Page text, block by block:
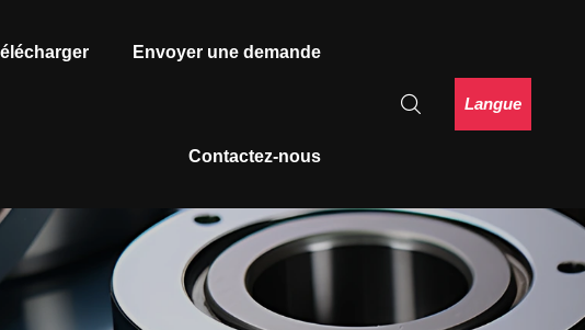
Envoyer une demande
Contactez-nous
Langue